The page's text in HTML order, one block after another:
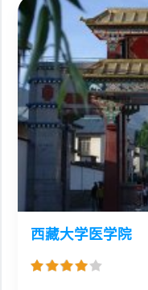
西藏大学医学院